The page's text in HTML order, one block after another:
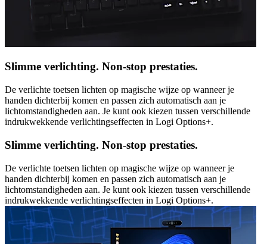
Slimme verlichting. Non-stop prestaties.
De verlichte toetsen lichten op magische wijze op wanneer je
handen dichterbij komen en passen zich automatisch aan je
lichtomstandigheden aan. Je kunt ook kiezen tussen verschillende
indrukwekkende verlichtingseffecten in Logi Options+.
Slimme verlichting. Non-stop prestaties.
De verlichte toetsen lichten op magische wijze op wanneer je
handen dichterbij komen en passen zich automatisch aan je
lichtomstandigheden aan. Je kunt ook kiezen tussen verschillende
indrukwekkende verlichtingseffecten in Logi Options+.